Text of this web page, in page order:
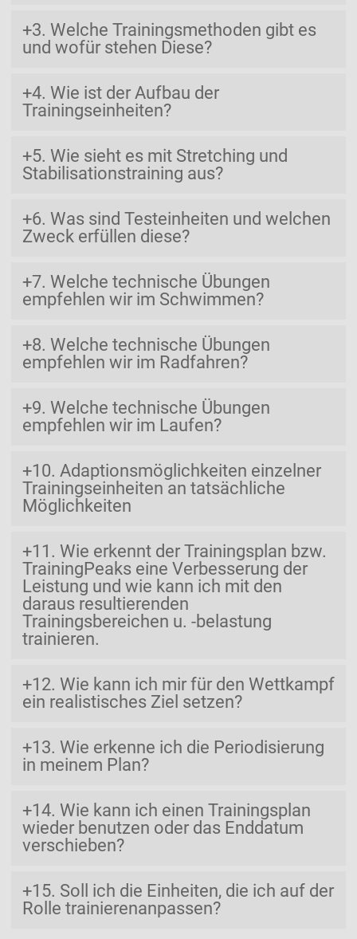
3. Welche Trainingsmethoden gibt es
und wofür stehen Diese?
4. Wie ist der Aufbau der
Trainingseinheiten?
5. Wie sieht es mit Stretching und
Stabilisationstraining aus?
6. Was sind Testeinheiten und welchen
Zweck erfüllen diese?
7. Welche technische Übungen
empfehlen wir im Schwimmen?
8. Welche technische Übungen
empfehlen wir im Radfahren?
9. Welche technische Übungen
empfehlen wir im Laufen?
10. Adaptionsmöglichkeiten einzelner
Trainingseinheiten an tatsächliche
Möglichkeiten
11. Wie erkennt der Trainingsplan bzw.
TrainingPeaks eine Verbesserung der
Leistung und wie kann ich mit den
daraus resultierenden
Trainingsbereichen u. -belastung
trainieren.
12. Wie kann ich mir für den Wettkampf
ein realistisches Ziel setzen?
13. Wie erkenne ich die Periodisierung
in meinem Plan?
14. Wie kann ich einen Trainingsplan
wieder benutzen oder das Enddatum
verschieben?
15. Soll ich die Einheiten, die ich auf der
Rolle trainierenanpassen?